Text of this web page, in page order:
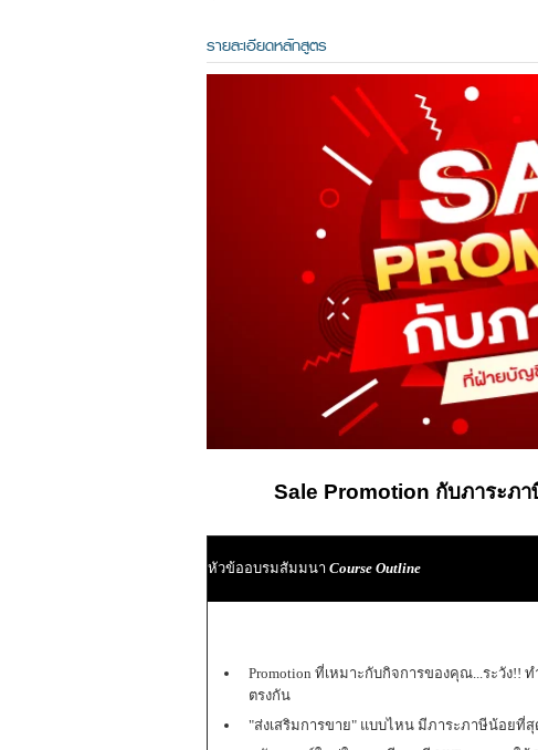
รายละเอียดหลักสูตร
Sale Promotion กับภาระภ
หัวข้ออบรมสัมมนา Course Outline
Promotion ที่เหมาะกับกิจการของคุณ...ระวัง!!
ตรงกัน
"ส่งเสริมการขาย" แบบไหน มีภาระภาษีน้อยที่